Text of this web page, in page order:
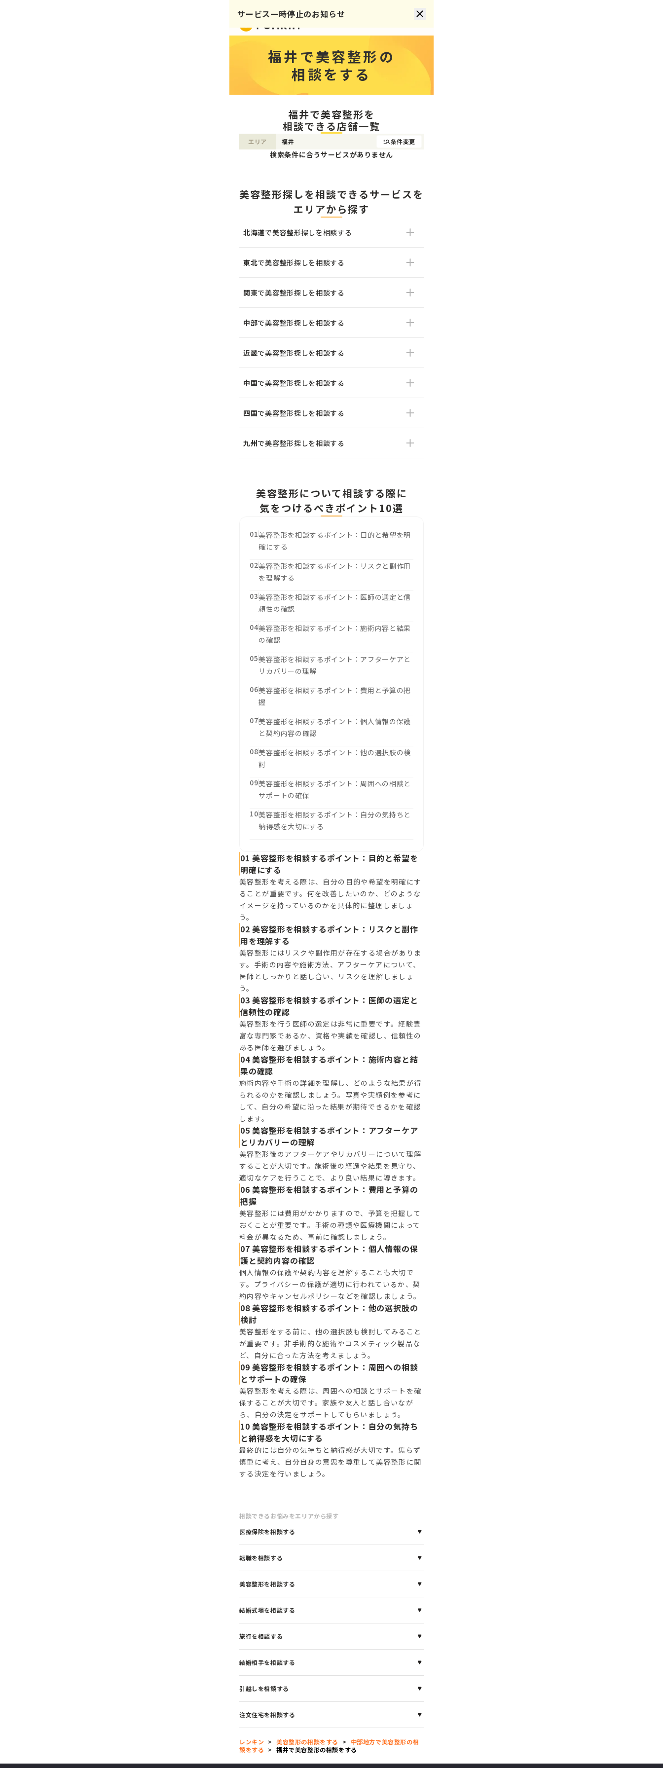
サービス一時停止のお知らせ
福井で美容整形の
相談をする
福井で美容整形を
相談できる店舗一覧
エリア 福井 条件変更
検索条件に合うサービスがありません
美容整形探しを相談できるサービスを
エリアから探す
北海道で美容整形探しを相談する
東北で美容整形探しを相談する
関東で美容整形探しを相談する
中部で美容整形探しを相談する
近畿で美容整形探しを相談する
中国で美容整形探しを相談する
四国で美容整形探しを相談する
九州で美容整形探しを相談する
美容整形について相談する際に
気をつけるべきポイント10選
01美容整形を相談するポイント：目的と希望を明
確にする
02美容整形を相談するポイント：リスクと副作用
を理解する
03美容整形を相談するポイント：医師の選定と信
頼性の確認
04美容整形を相談するポイント：施術内容と結果
の確認
05美容整形を相談するポイント：アフターケアと
リカバリーの理解
06美容整形を相談するポイント：費用と予算の把
握
07美容整形を相談するポイント：個人情報の保護
と契約内容の確認
08美容整形を相談するポイント：他の選択肢の検
討
09美容整形を相談するポイント：周囲への相談と
サポートの確保
10美容整形を相談するポイント：自分の気持ちと
納得感を大切にする
01 美容整形を相談するポイント：目的と希望を
明確にする
美容整形を考える際は、自分の目的や希望を明確にす
ることが重要です。何を改善したいのか、どのような
イメージを持っているのかを具体的に整理しましょ
う。
02 美容整形を相談するポイント：リスクと副作
用を理解する
美容整形にはリスクや副作用が存在する場合がありま
す。手術の内容や施術方法、アフターケアについて、
医師としっかりと話し合い、リスクを理解しましょ
う。
03 美容整形を相談するポイント：医師の選定と
信頼性の確認
美容整形を行う医師の選定は非常に重要です。経験豊
富な専門家であるか、資格や実績を確認し、信頼性の
ある医師を選びましょう。
04 美容整形を相談するポイント：施術内容と結
果の確認
施術内容や手術の詳細を理解し、どのような結果が得
られるのかを確認しましょう。写真や実績例を参考に
して、自分の希望に沿った結果が期待できるかを確認
します。
05 美容整形を相談するポイント：アフターケア
とリカバリーの理解
美容整形後のアフターケアやリカバリーについて理解
することが大切です。施術後の経過や結果を見守り、
適切なケアを行うことで、より良い結果に導きます。
06 美容整形を相談するポイント：費用と予算の
把握
美容整形には費用がかかりますので、予算を把握して
おくことが重要です。手術の種類や医療機関によって
料金が異なるため、事前に確認しましょう。
07 美容整形を相談するポイント：個人情報の保
護と契約内容の確認
個人情報の保護や契約内容を理解することも大切で
す。プライバシーの保護が適切に行われているか、契
約内容やキャンセルポリシーなどを確認しましょう。
08 美容整形を相談するポイント：他の選択肢の
検討
美容整形をする前に、他の選択肢も検討してみること
が重要です。非手術的な施術やコスメティック製品な
ど、自分に合った方法を考えましょう。
09 美容整形を相談するポイント：周囲への相談
とサポートの確保
美容整形を考える際は、周囲への相談とサポートを確
保することが大切です。家族や友人と話し合いなが
ら、自分の決定をサポートしてもらいましょう。
10 美容整形を相談するポイント：自分の気持ち
と納得感を大切にする
最終的には自分の気持ちと納得感が大切です。焦らず
慎重に考え、自分自身の意思を尊重して美容整形に関
する決定を行いましょう。
相談できるお悩みをエリアから探す
医療保険を相談する
転職を相談する
美容整形を相談する
結婚式場を相談する
旅行を相談する
結婚相手を相談する
引越しを相談する
注文住宅を相談する
レンキン > 美容整形の相談をする >
中部地方で美容整形の相
談をする > 福井で美容整形の相談をする